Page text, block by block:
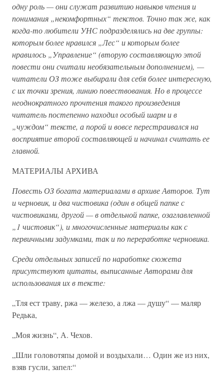
одну роль — они служат развитию навыков чтения и
понимания „некомфортных“ текстов. Точно так же, как
когда-то любители УНС подразделялись на две группы:
которым более нравился „Лес“ и которым более
нравилось „Управление“ (вторую составляющую этой
повести они считали необязательным дополнением), —
читатели ОЗ тоже выбирали для себя более интересную,
с их точки зрения, линию повествования. Но в процессе
неоднократного прочтения такого произведения
читатель постепенно находил особый шарм и в
„чуждом“ тексте, а порой и вовсе перестраивался на
восприятие второй составляющей и начинал считать ее
главной.
МАТЕРИАЛЫ АРХИВА
Повесть ОЗ богата материалами в архиве Авторов. Тут
и черновик, и два чистовика (один в общей папке с
чистовиками, другой — в отдельной папке, озаглавленной
„1 чистовик“), и многочисленные материалы как с
первичными задумками, так и по переработке черновика.
Среди отдельных записей по наработке сюжета
присутствуют цитаты, выписанные Авторами для
использования их в тексте:
„Тля ест траву, ржа — железо, а лжа — душу“ — маляр
Редька,
„Моя жизнь“, А. Чехов.
„Шли головотяпы домой и воздыхали… Один же из них,
взяв гусли, запел:“